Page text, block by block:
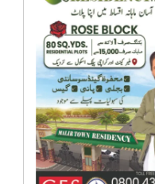
کھیل
‎کرائم
ویڈیوز
سیاست